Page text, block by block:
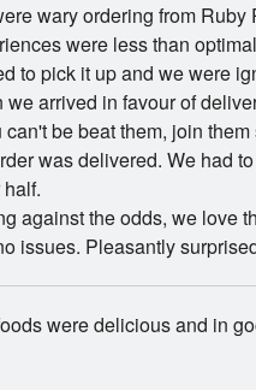
wary ordering from Ruby
were less than
to pick it up and we were
we arrived in favour of
can't be beat them, join
was delivered. We had
against the odds, we love
issues. Pleasantly
were delicious and in